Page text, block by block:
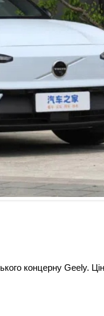
концерну Geely.